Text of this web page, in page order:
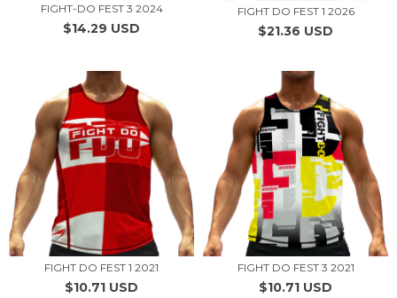
FIGHT-DO FEST 3 2024
$14.29 USD
FIGHT DO FEST 1 2026
$21.36 USD
FIGHT DO FEST 1 2021
$10.71 USD
FIGHT DO FEST 3 2021
$10.71 USD